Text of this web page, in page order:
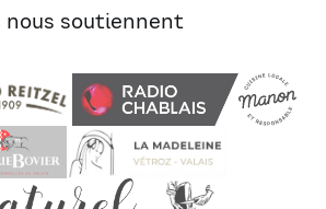
nous soutiennent